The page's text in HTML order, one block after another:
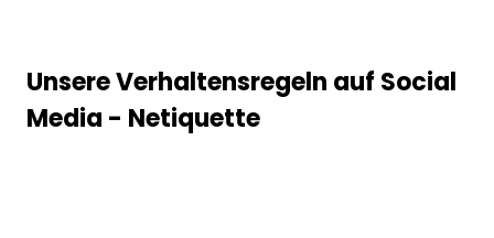
Unsere Verhaltensregeln auf Social
Media - Netiquette